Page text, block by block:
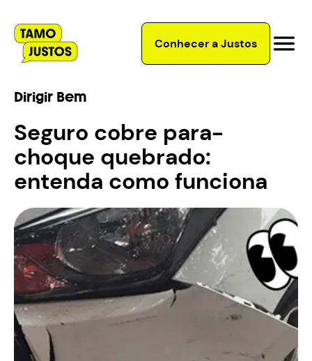
Conhecer a Justos
Dirigir Bem
Seguro cobre para-
choque quebrado:
entenda como funciona